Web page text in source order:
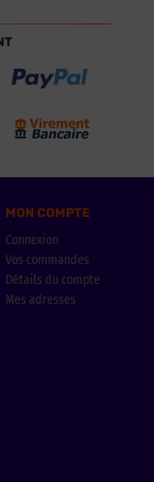
MON COMPTE
Connexion
Vos commandes
Détails du compte
Mes adresses